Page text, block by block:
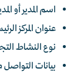
اسم المدير أو
عنوان المركز
نوع النشاط
بيانات التواصل